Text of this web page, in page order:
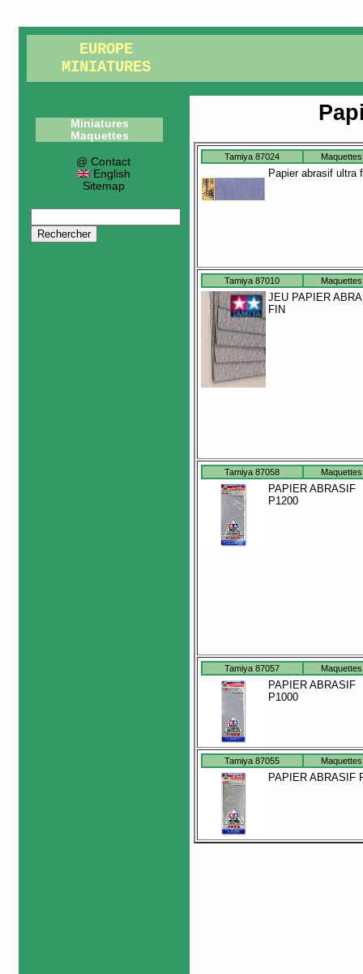
EUROPE
MINIATURES
Miniatures
Maquettes
@ Contact
English
Sitemap
Tamiya 87024 Maquettes
Papier abrasif ultra
Tamiya 87010 Maquettes
JEU PAPIER
FIN
Tamiya 87058 Maquettes
PAPIER ABRASIF
P1200
Tamiya 87057 Maquettes
PAPIER ABRASIF
P1000
Tamiya 87055 Maquettes
PAPIER ABRASIF